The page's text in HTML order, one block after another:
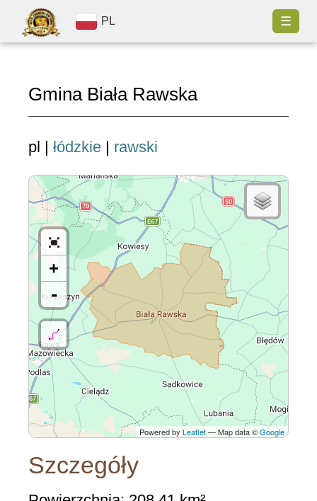
PL ☰
Gmina Biała Rawska
pl | łódzkie | rawski
+
-
Powered byLeaflet— Map data ©Google
Szczegóły